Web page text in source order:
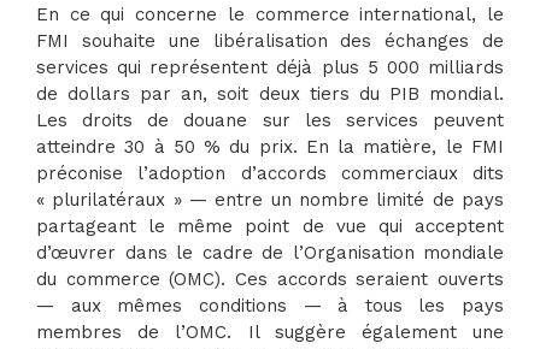
En ce qui concerne le commerce international, le
FMI souhaite une libéralisation des échanges de
services qui représentent déjà plus 5 000 milliards
de dollars par an, soit deux tiers du PIB mondial.
Les droits de douane sur les services peuvent
atteindre 30 à 50 % du prix. En la matière, le FMI
préconise l’adoption d’accords commerciaux dits
« plurilatéraux » — entre un nombre limité de pays
partageant le même point de vue qui acceptent
d’œuvrer dans le cadre de l’Organisation mondiale
du commerce (OMC). Ces accords seraient ouverts
— aux mêmes conditions — à tous les pays
membres de l’OMC. Il suggère également une